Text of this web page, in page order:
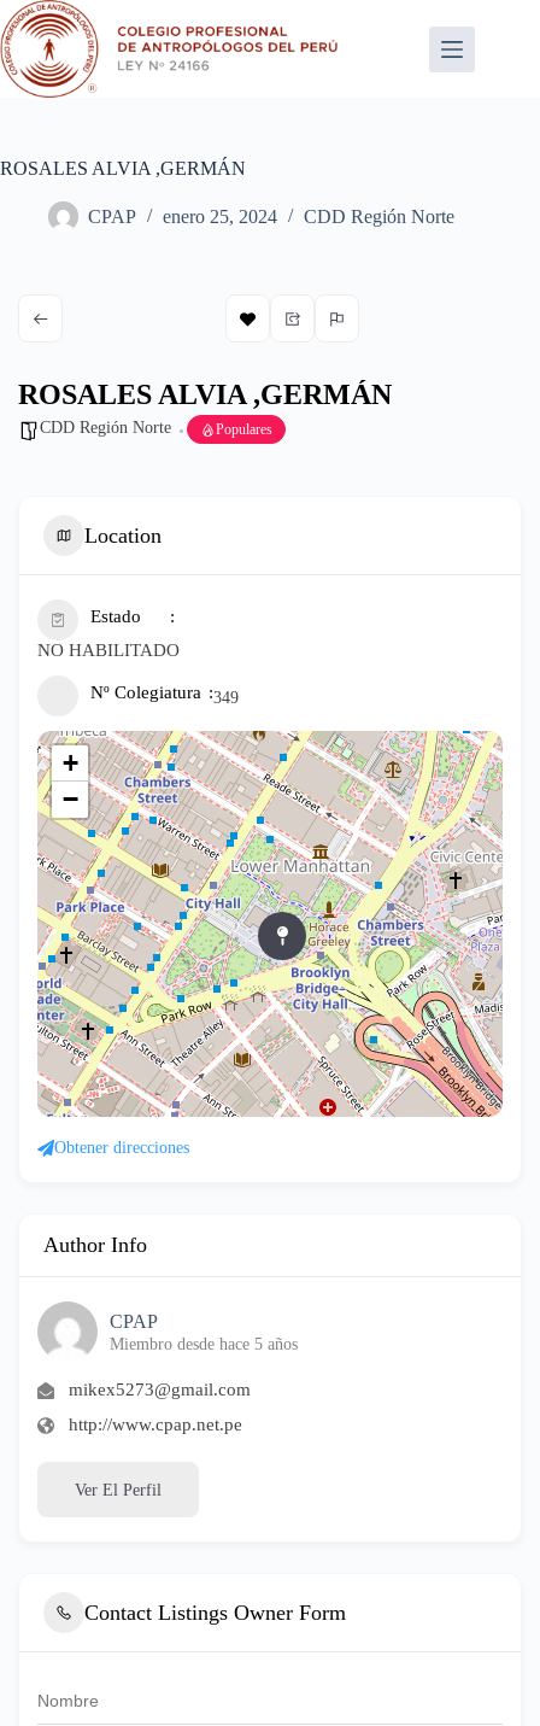
Saltar
al
contenido
ROSALES ALVIA ,GERMÁN
CPAP enero 25, 2024 CDD Región Norte
ROSALES ALVIA ,GERMÁN
CDD Región Norte Populares
Location
Estado
NO HABILITADO
Nº Colegiatura 349
+
−
Obtener direcciones
Author Info
CPAP
Miembro desde hace 5 años
mikex5273@gmail.com
http://www.cpap.net.pe
Ver El Perfil
Contact Listings Owner Form